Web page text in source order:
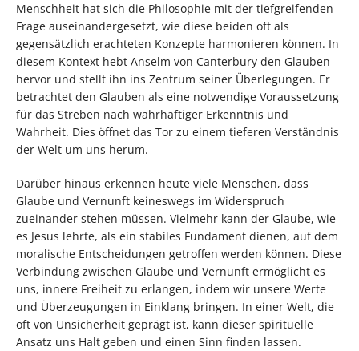
Menschheit hat sich die Philosophie mit der tiefgreifenden
Frage auseinandergesetzt, wie diese beiden oft als
gegensätzlich erachteten Konzepte harmonieren können. In
diesem Kontext hebt Anselm von Canterbury den Glauben
hervor und stellt ihn ins Zentrum seiner Überlegungen. Er
betrachtet den Glauben als eine notwendige Voraussetzung
für das Streben nach wahrhaftiger Erkenntnis und
Wahrheit. Dies öffnet das Tor zu einem tieferen Verständnis
der Welt um uns herum.
Darüber hinaus erkennen heute viele Menschen, dass
Glaube und Vernunft keineswegs im Widerspruch
zueinander stehen müssen. Vielmehr kann der Glaube, wie
es Jesus lehrte, als ein stabiles Fundament dienen, auf dem
moralische Entscheidungen getroffen werden können. Diese
Verbindung zwischen Glaube und Vernunft ermöglicht es
uns, innere Freiheit zu erlangen, indem wir unsere Werte
und Überzeugungen in Einklang bringen. In einer Welt, die
oft von Unsicherheit geprägt ist, kann dieser spirituelle
Ansatz uns Halt geben und einen Sinn finden lassen.